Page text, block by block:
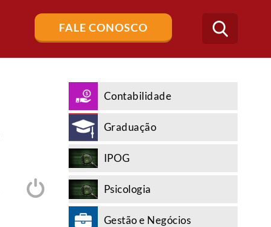
FALE CONOSCO
Buscar
no
blog
Contabilidade
Graduação
IPOG
Psicologia
Gestão e Negócios